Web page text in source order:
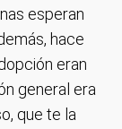
esperan
hace
eran
general era
que te la